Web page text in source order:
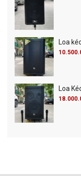
Loa
Loa